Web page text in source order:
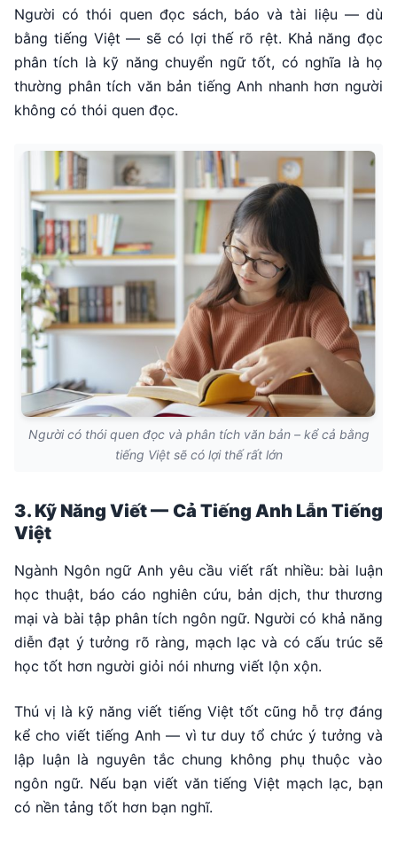
Người có thói quen đọc sách, báo và tài liệu — dù
bằng tiếng Việt — sẽ có lợi thế rõ rệt. Khả năng đọc
phân tích là kỹ năng chuyển ngữ tốt, có nghĩa là họ
thường phân tích văn bản tiếng Anh nhanh hơn người
không có thói quen đọc.
Người có thói quen đọc và phân tích văn bản – kể cả bằng
tiếng Việt sẽ có lợi thế rất lớn
3. Kỹ Năng Viết — Cả Tiếng Anh Lẫn Tiếng
Việt
Ngành Ngôn ngữ Anh yêu cầu viết rất nhiều: bài luận
học thuật, báo cáo nghiên cứu, bản dịch, thư thương
mại và bài tập phân tích ngôn ngữ. Người có khả năng
diễn đạt ý tưởng rõ ràng, mạch lạc và có cấu trúc sẽ
học tốt hơn người giỏi nói nhưng viết lộn xộn.
Thú vị là kỹ năng viết tiếng Việt tốt cũng hỗ trợ đáng
kể cho viết tiếng Anh — vì tư duy tổ chức ý tưởng và
lập luận là nguyên tắc chung không phụ thuộc vào
ngôn ngữ. Nếu bạn viết văn tiếng Việt mạch lạc, bạn
có nền tảng tốt hơn bạn nghĩ.